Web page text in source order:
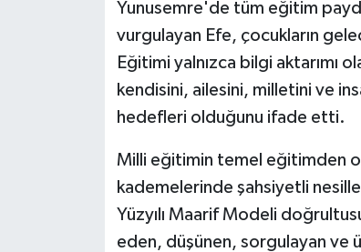
Yunusemre'de tüm eğitim
vurgulayan Efe, çocukların
Eğitimi yalnızca bilgi
kendisini, ailesini, milletini ve
hedefleri olduğunu ifade etti.
Milli eğitimin temel eğitimden
kademelerinde şahsiyetli
Yüzyılı Maarif Modeli
eden, düşünen, sorgulayan ve